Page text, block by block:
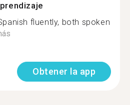
fluently, both spoken
Obtener la app